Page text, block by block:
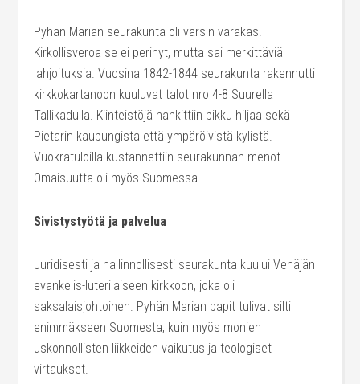
Pyhän Marian seurakunta oli varsin varakas.
Kirkollisveroa se ei perinyt, mutta sai merkittäviä
lahjoituksia. Vuosina 1842-1844 seurakunta rakennutti
kirkkokartanoon kuuluvat talot nro 4-8 Suurella
Tallikadulla. Kiinteistöjä hankittiin pikku hiljaa sekä
Pietarin kaupungista että ympäröivistä kylistä.
Vuokratuloilla kustannettiin seurakunnan menot.
Omaisuutta oli myös Suomessa.
Sivistystyötä ja palvelua
Juridisesti ja hallinnollisesti seurakunta kuului Venäjän
evankelis-luterilaiseen kirkkoon, joka oli
saksalaisjohtoinen. Pyhän Marian papit tulivat silti
enimmäkseen Suomesta, kuin myös monien
uskonnollisten liikkeiden vaikutus ja teologiset
virtaukset.